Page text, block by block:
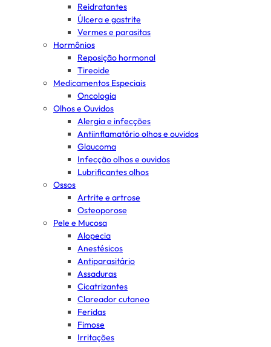
Reidratantes
Úlcera e gastrite
Vermes e parasitas
Hormônios
Reposição hormonal
Tireoide
Medicamentos Especiais
Oncologia
Olhos e Ouvidos
Alergia e infecções
Antiinflamatório olhos e ouvidos
Glaucoma
Infecção olhos e ouvidos
Lubrificantes olhos
Ossos
Artrite e artrose
Osteoporose
Pele e Mucosa
Alopecia
Anestésicos
Antiparasitário
Assaduras
Cicatrizantes
Clareador cutaneo
Feridas
Fimose
Irritações